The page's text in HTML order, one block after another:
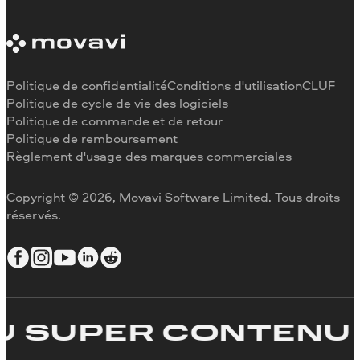
Au travail
Recadrer une vidéo
Pivoter une vidéo
Redimensionner une vidéo
Inverser une vidéo
Stabiliser une vidéo
Ajuster une vidéo
Copyright © 2026, Movavi Software Limited. Tous droits
réservés.
Politique de confidentialitéConditions d'utilisationCLUF
Politique de cycle de vie des logiciels
Politique de commande et de retour
Politique de remboursement
Règlement d'usage des marques commerciales
CONTENU